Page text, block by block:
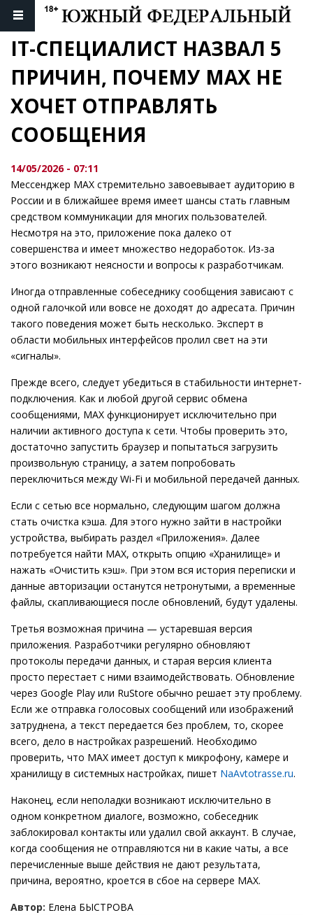
IT-СПЕЦИАЛИСТ НАЗВАЛ 5
ПРИЧИН, ПОЧЕМУ MAX НЕ
ХОЧЕТ ОТПРАВЛЯТЬ
СООБЩЕНИЯ
14/05/2026 - 07:11
Мессенджер MAX стремительно завоевывает аудиторию в
России и в ближайшее время имеет шансы стать главным
средством коммуникации для многих пользователей.
Несмотря на это, приложение пока далеко от
совершенства и имеет множество недоработок. Из-за
этого возникают неясности и вопросы к разработчикам.
Иногда отправленные собеседнику сообщения зависают с
одной галочкой или вовсе не доходят до адресата. Причин
такого поведения может быть несколько. Эксперт в
области мобильных интерфейсов пролил свет на эти
«сигналы».
Прежде всего, следует убедиться в стабильности интернет-
подключения. Как и любой другой сервис обмена
сообщениями, MAX функционирует исключительно при
наличии активного доступа к сети. Чтобы проверить это,
достаточно запустить браузер и попытаться загрузить
произвольную страницу, а затем попробовать
переключиться между Wi-Fi и мобильной передачей данных.
Если с сетью все нормально, следующим шагом должна
стать очистка кэша. Для этого нужно зайти в настройки
устройства, выбирать раздел «Приложения». Далее
потребуется найти MAX, открыть опцию «Хранилище» и
нажать «Очистить кэш». При этом вся история переписки и
данные авторизации останутся нетронутыми, а временные
файлы, скапливающиеся после обновлений, будут удалены.
Третья возможная причина — устаревшая версия
приложения. Разработчики регулярно обновляют
протоколы передачи данных, и старая версия клиента
просто перестает с ними взаимодействовать. Обновление
через Google Play или RuStore обычно решает эту проблему.
Если же отправка голосовых сообщений или изображений
затруднена, а текст передается без проблем, то, скорее
всего, дело в настройках разрешений. Необходимо
проверить, что MAX имеет доступ к микрофону, камере и
хранилищу в системных настройках, пишет NaAvtotrasse.ru.
Наконец, если неполадки возникают исключительно в
одном конкретном диалоге, возможно, собеседник
заблокировал контакты или удалил свой аккаунт. В случае,
когда сообщения не отправляются ни в какие чаты, а все
перечисленные выше действия не дают результата,
причина, вероятно, кроется в сбое на сервере MAX.
Автор: Елена БЫСТРОВА